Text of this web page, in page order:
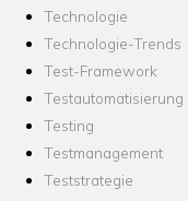
Technologie
Technologie-Trends
Test-Framework
Testautomatisierung
Testing
Testmanagement
Teststrategie